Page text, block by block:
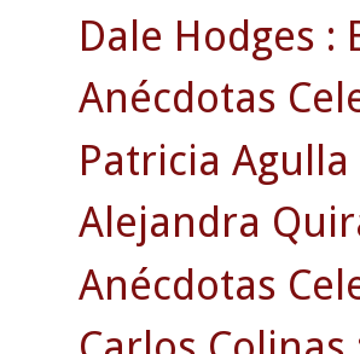
Dale Hodges :
Anécdotas
Patricia
Alejandra
Anécdotas